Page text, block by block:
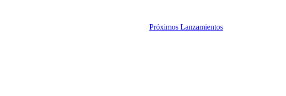
Próximos Lanzamientos